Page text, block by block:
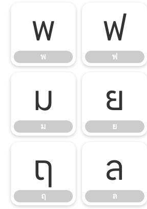
พ
พ
ฟ
ฟ
ม
ม
ย
ย
ฤ
ฤ
ล
ล